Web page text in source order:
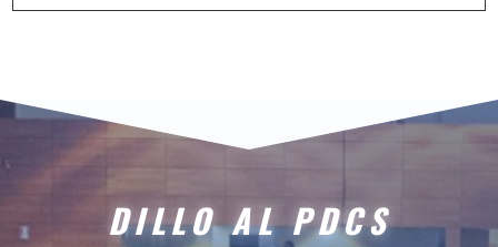
DILLO AL PDCS